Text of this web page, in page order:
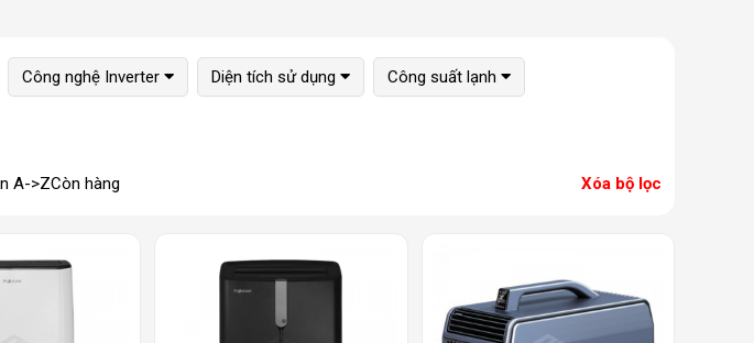
Công nghệ Inverter Diện tích sử dụng Công suất lạnh
A->ZCòn hàng Xóa bộ lọc